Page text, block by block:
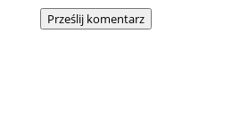
Prześlij komentarz